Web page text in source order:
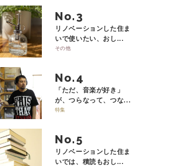
No.
リノベーションした住ま
いで使いたい、おし...
その他
No.
「ただ、音楽が好き」
が、つらなって、つな...
特集
No.
リノベーションした住ま
いでは、積読もおし...